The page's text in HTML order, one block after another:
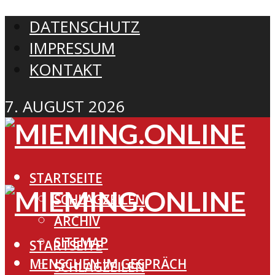
DATENSCHUTZ
IMPRESSUM
KONTAKT
7. AUGUST 2026
STARTSEITE
SCHLAGZEILEN
ARCHIV
SITEMAP
MENSCHEN IM GESPRÄCH
STARTSEITE
SCHLAGZEILEN